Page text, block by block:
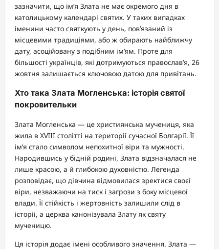
зазначити, що ім’я Злата не має окремого дня в
католицькому календарі святих. У таких випадках
іменини часто святкують у день, пов’язаний із
місцевими традиціями, або ж обирають найближчу
дату, асоційовану з подібним ім’ям. Проте для
більшості українців, які дотримуються православ’я, 26
жовтня залишається ключовою датою для привітань.
Хто така Злата Могленська: історія святої
покровительки
Злата Могленська — це християнська мучениця, яка
жила в XVIII столітті на території сучасної Болгарії. Її
ім’я стало символом непохитної віри та мужності.
Народившись у бідній родині, Злата відзначалася не
лише красою, а й глибокою духовністю. Легенда
розповідає, що дівчина відмовилася зректися своєї
віри, незважаючи на тиск і загрози з боку місцевої
влади. Її стійкість і жертовність залишили слід в
історії, а церква канонізувала Злату як святу
мученицю.
Ця історія додає імені особливого значення. Злата —